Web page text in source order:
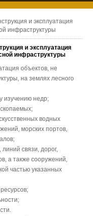
и эксплуатация
инфраструктуры
и эксплуатация
инфраструктуры
объектов, не
на землях лесного
изучению недр;
водных
морских портов,
связи, дорог,
а также сооружений,
частью указанных